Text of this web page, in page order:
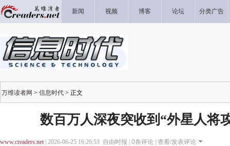
新闻 视频 博客 论坛 分类广告
万维读者网 > 信息时代 > 正文
数百万人深夜突收到“外星人将
www.creaders.net| 2026-06-25 16:26:53 自由时报 | 0条评论 | 查看/发表评论